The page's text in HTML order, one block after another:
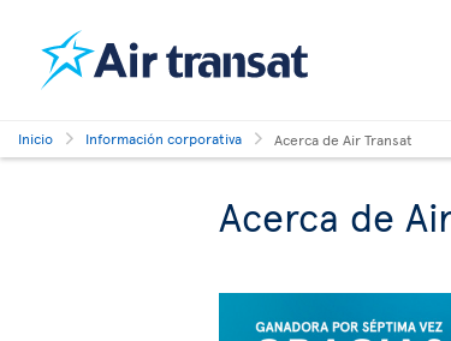
Inicio Información corporativa Acerca de Air Transat
Acerca de